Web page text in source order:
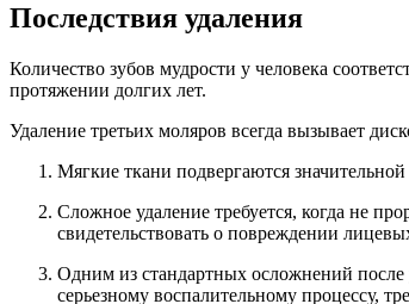
Последствия удаления
Количество зубов мудрости у человека
протяжении долгих лет.
Удаление третьих моляров всегда вызывает
Мягкие ткани подвергаются
Сложное удаление требуется, когда не
свидетельствовать о повреждении
Одним из стандартных осложнений после
серьезному воспалительному процессу,